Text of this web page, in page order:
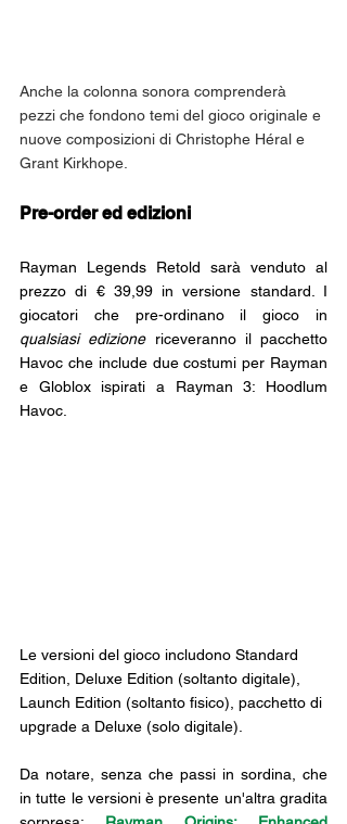
Anche la colonna sonora comprenderà
pezzi che fondono temi del gioco originale e
nuove composizioni di Christophe Héral e
Grant Kirkhope.
Pre-order ed edizioni
Rayman Legends Retold sarà venduto al
prezzo di € 39,99 in versione standard. I
qualsiasi edizione riceveranno il pacchetto
Havoc che include due costumi per Rayman
e Globlox ispirati a Rayman 3: Hoodlum
Havoc.
Le versioni del gioco includono Standard
Edition, Deluxe Edition (soltanto digitale),
Launch Edition (soltanto fisico), pacchetto di
upgrade a Deluxe (solo digitale).
Da notare, senza che passi in sordina, che
in tutte le versioni è presente un'altra gradita